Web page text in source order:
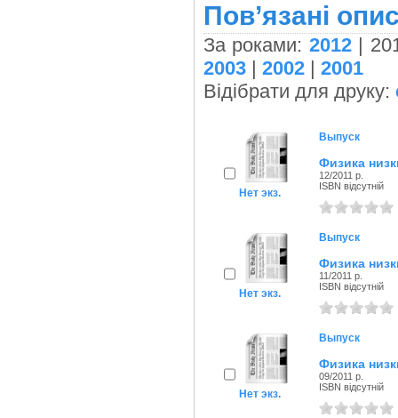
Пов’язані
За роками: 2012|
2003| 2002| 2001
Відібрати для друку:
Нет экз.
Выпуск
Физика
12/2011 р.
ISBN відсутній
Нет экз.
Выпуск
Физика
11/2011 р.
ISBN відсутній
Нет экз.
Выпуск
Физика
09/2011 р.
ISBN відсутній